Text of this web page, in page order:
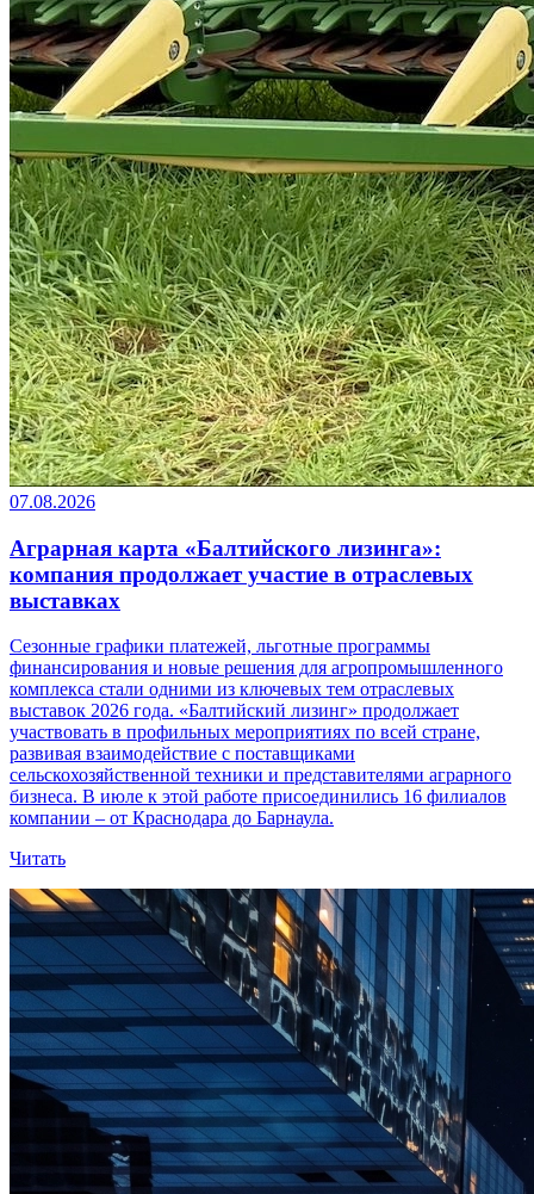
07.08.2026
Аграрная карта «Балтийского лизинга»:
компания продолжает участие в отраслевых
выставках
Сезонные графики платежей, льготные программы
финансирования и новые решения для агропромышленного
комплекса стали одними из ключевых тем отраслевых
выставок 2026 года. «Балтийский лизинг» продолжает
участвовать в профильных мероприятиях по всей стране,
развивая взаимодействие с поставщиками
сельскохозяйственной техники и представителями аграрного
бизнеса. В июле к этой работе присоединились 16 филиалов
компании – от Краснодара до Барнаула.
Читать